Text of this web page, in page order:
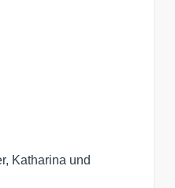
Katharina und